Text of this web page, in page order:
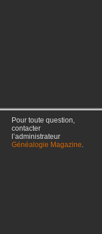
Pour toute question,
contacter
l’administrateur
Généalogie Magazine.